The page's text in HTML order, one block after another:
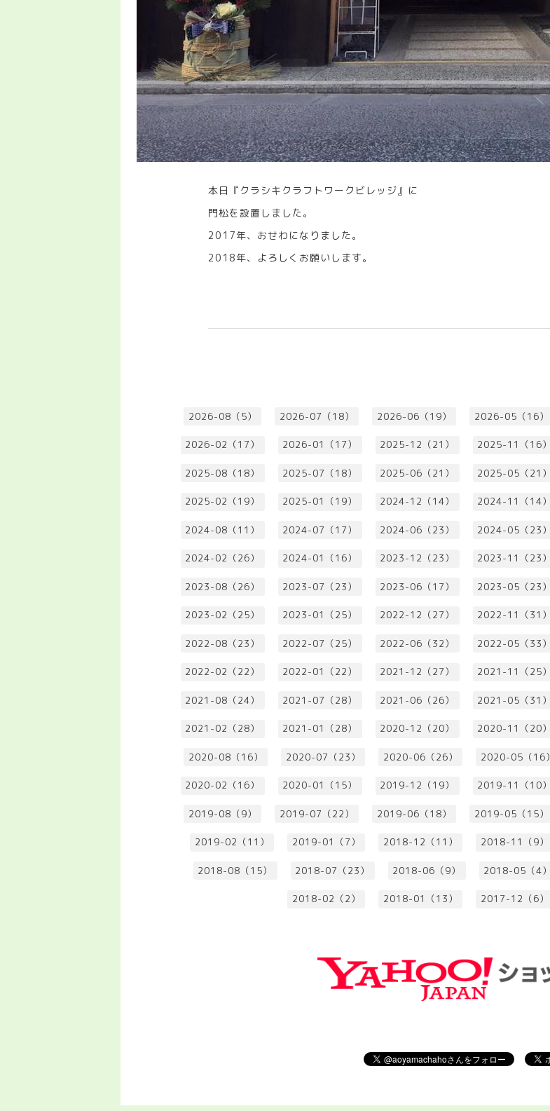
本日『クラシキクラフトワークビレッジ』に
門松を設置しました。
2017年、おせわになりました。
2018年、よろしくお願いします。
2026-08（5） 2026-07（18） 2026-06（19） 2026-05（16）
2026-02（17） 2026-01（17） 2025-12（21） 2025-11（16）
2025-08（18） 2025-07（18） 2025-06（21） 2025-05（21）
2025-02（19） 2025-01（19） 2024-12（14） 2024-11（14）
2024-08（11） 2024-07（17） 2024-06（23） 2024-05（23）
2024-02（26） 2024-01（16） 2023-12（23） 2023-11（23）
2023-08（26） 2023-07（23） 2023-06（17） 2023-05（23）
2023-02（25） 2023-01（25） 2022-12（27） 2022-11（31）
2022-08（23） 2022-07（25） 2022-06（32） 2022-05（33）
2022-02（22） 2022-01（22） 2021-12（27） 2021-11（25）
2021-08（24） 2021-07（28） 2021-06（26） 2021-05（31）
2021-02（28） 2021-01（28） 2020-12（20） 2020-11（20）
2020-08（16） 2020-07（23） 2020-06（26） 2020-05（16）
2020-02（16） 2020-01（15） 2019-12（19） 2019-11（10）
2019-08（9） 2019-07（22） 2019-06（18） 2019-05（15）
2019-02（11） 2019-01（7） 2018-12（11） 2018-11（9）
2018-08（15） 2018-07（23） 2018-06（9） 2018-05（4）
2018-02（2） 2018-01（13） 2017-12（6）